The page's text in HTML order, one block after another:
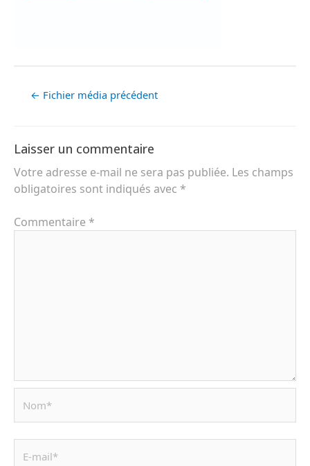
← Fichier média précédent
Laisser un commentaire
Votre adresse e-mail ne sera pas publiée. Les champs
obligatoires sont indiqués avec *
Commentaire *